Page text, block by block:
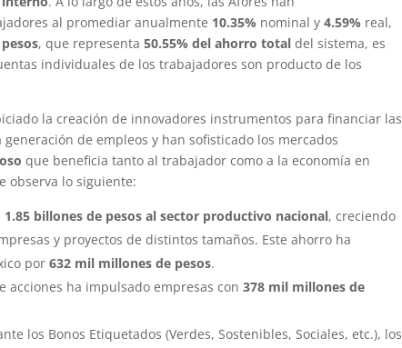
al promediar anualmente 10.35% nominal y4.59% real,
, que representa50.55% del ahorro total del sistema, es
individuales de los trabajadores son producto de los
la creación de innovadores instrumentos para financiar las
de empleos y han sofisticado los mercados
que beneficia tanto al trabajador como a la economía en
observa lo siguiente:
1.85 billones de pesos al sector productivo nacional, creciendo
y proyectos de distintos tamaños. Este ahorro ha
por632 mil millones de pesos.
acciones ha impulsado empresas con378 mil millones de
los Bonos Etiquetados (Verdes, Sostenibles, Sociales, etc.), los